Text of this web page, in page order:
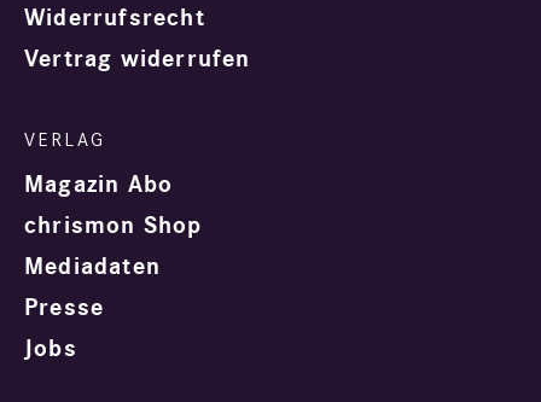
Widerrufsrecht
Vertrag widerrufen
Magazin Abo
chrismon Shop
Mediadaten
Presse
Jobs